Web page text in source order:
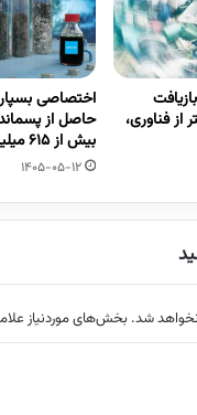
فناوری،
اختصاصی
بیش از ۶۱۵ میلیون دلار می‌رسد
1405-05-12
شد. بخش‌های موردنیاز